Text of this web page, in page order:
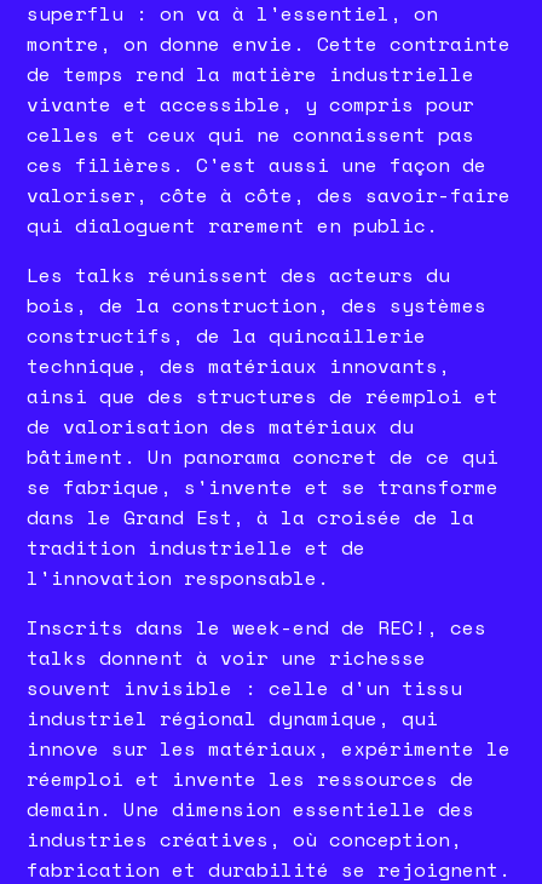
superflu : on va à l'essentiel, on
montre, on donne envie. Cette contrainte
de temps rend la matière industrielle
vivante et accessible, y compris pour
celles et ceux qui ne connaissent pas
ces filières. C'est aussi une façon de
valoriser, côte à côte, des savoir-faire
qui dialoguent rarement en public.
Les talks réunissent des acteurs du
bois, de la construction, des systèmes
constructifs, de la quincaillerie
technique, des matériaux innovants,
ainsi que des structures de réemploi et
de valorisation des matériaux du
bâtiment. Un panorama concret de ce qui
se fabrique, s'invente et se transforme
dans le Grand Est, à la croisée de la
tradition industrielle et de
l'innovation responsable.
Inscrits dans le week-end de REC!, ces
talks donnent à voir une richesse
souvent invisible : celle d'un tissu
industriel régional dynamique, qui
innove sur les matériaux, expérimente le
réemploi et invente les ressources de
demain. Une dimension essentielle des
industries créatives, où conception,
fabrication et durabilité se rejoignent.